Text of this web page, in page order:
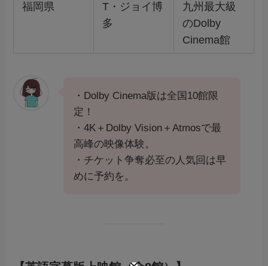
福岡県
T・ジョイ博
多
九州最大級
のDolby
Cinema館
・Dolby Cinema版は全国10館限
定！
・4K＋Dolby Vision＋Atmosで最
高峰の映像体験。
・チケット争奪必至の人気回は早
めに予約を。